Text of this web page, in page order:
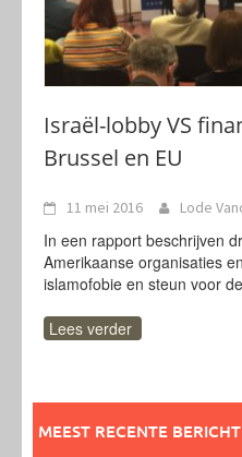
Israël-lobby VS
Brussel en EU
11 mei 2016 Lode
In een rapport beschrijven
Amerikaanse organisaties
islamofobie en steun voor
Lees verder
MEEST RECENTE